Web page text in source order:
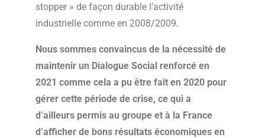
stopper » de façon durable l’activité
industrielle comme en 2008/2009.
Nous sommes convaincus de la nécessité de
maintenir un Dialogue Social renforcé en
2021 comme cela a pu être fait en 2020 pour
gérer cette période de crise, ce qui a
d’ailleurs permis au groupe et à la France
d’afficher de bons résultats économiques en